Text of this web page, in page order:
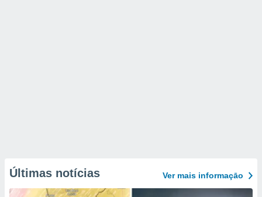
Últimas notícias Ver mais informaçāo